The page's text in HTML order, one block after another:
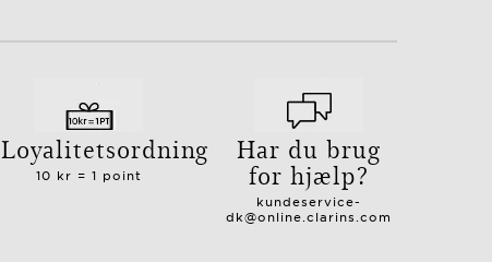
Loyalitetsordning
10 kr = 1 point
Har du brug
for hjælp?
kundeservice-
dk@online.clarins.com